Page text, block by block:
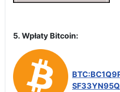
5. Wpłaty Bitcoin: